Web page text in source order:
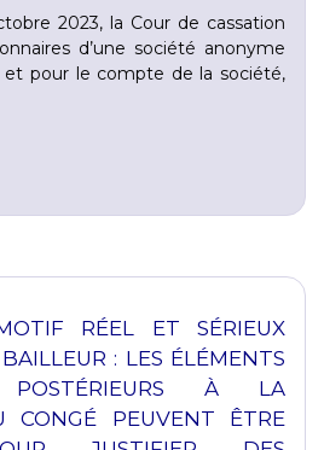
2023, la Cour de cassation
d’une société anonyme
pour le compte de la société,
RÉEL ET SÉRIEUX
: LES ÉLÉMENTS
À LA
CONGÉ PEUVENT ÊTRE